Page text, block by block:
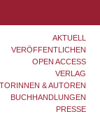
AKTUELL
VERÖFFENTLICHEN
OPEN ACCESS
VERLAG
& AUTOREN
BUCHHANDLUNGEN
PRESSE